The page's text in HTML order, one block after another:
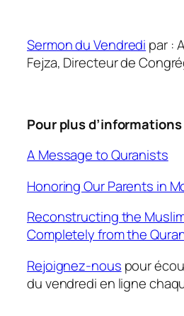
Sermon du Vendredi par :
Fejza, Directeur de
Pour plus d’informations
A Message to Quranists
Honoring Our Parents in
Reconstructing the
Completely from the
Rejoignez-nous pour
du vendredi en ligne